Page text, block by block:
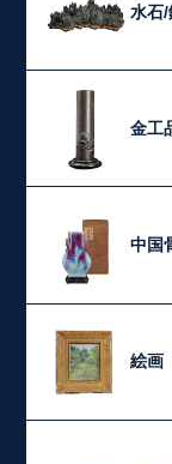
水石/
金工
中国
絵画